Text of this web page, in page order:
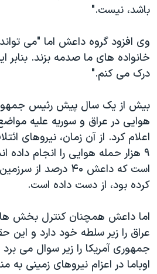
سفر پرزیدنت ترامپ به چین
باشد، نیست."
وی افزود گروه داعش اما "می
خانواده های ما صدمه بزند. بنابر
درک می کنم."
بیش از یک سال پیش رئیس
هوایی در عراق و سوریه علیه
اعلام کرد. از آن زمان، نیروهای
۹ هزار حمله هوایی را انجام داده
است که داعش ۴۰ درصد
کرده بود، از دست داده است.
اما داعش همچنان کنترل بخش
عراق را زیر سلطه خود دارد و
جمهوری آمریکا را زیر سوال می
اوباما در اعزام نیروهای زمینی به